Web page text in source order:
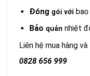
Đóng gói với
Bảo quản nhiệt
Liên hệ mua hàng
0828 656 999